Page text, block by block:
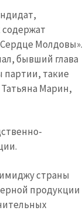
Молдовы».
бывший глава
партии, такие
Марин,
страны
продукции